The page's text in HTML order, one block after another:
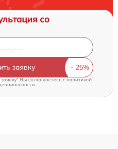
со
заявку
Вы соглашаетесь c политикой